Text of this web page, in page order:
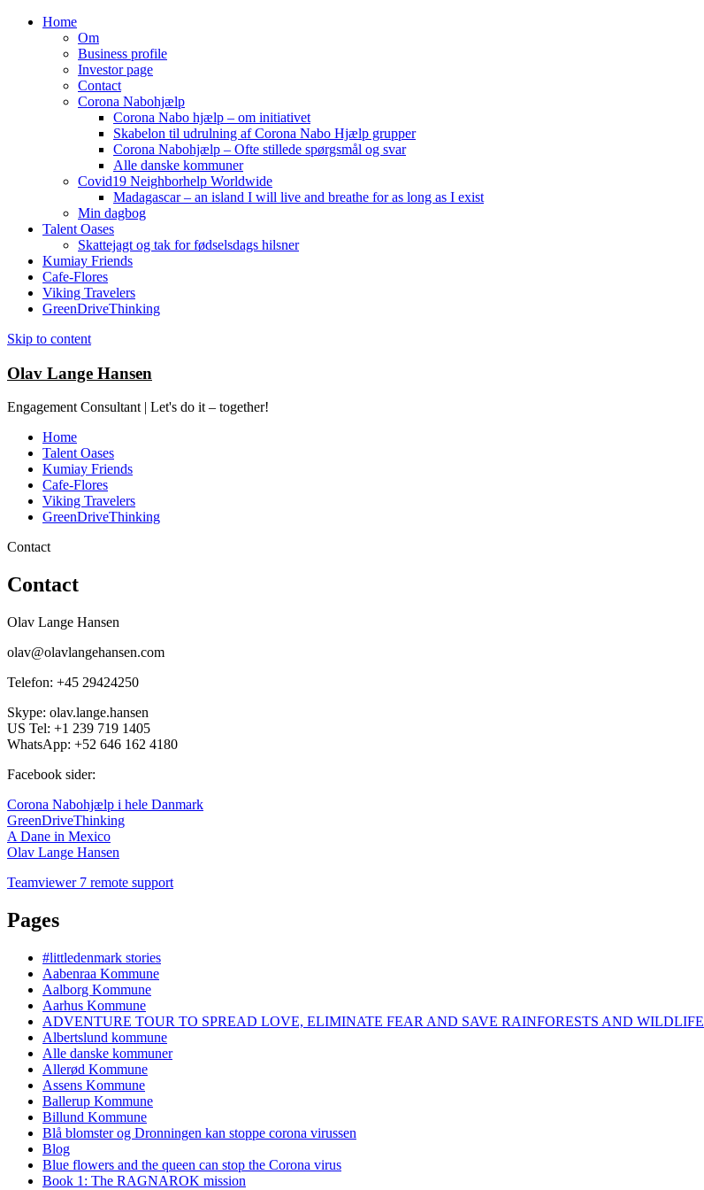
Home
Om
Business profile
Investor page
Contact
Corona Nabohjælp
Corona Nabo hjælp – om initiativet
Skabelon til udrulning af Corona Nabo Hjælp grupper
Corona Nabohjælp – Ofte stillede spørgsmål og svar
Alle danske kommuner
Covid19 Neighborhelp Worldwide
Madagascar – an island I will live and breathe for as long as I exist
Min dagbog
Talent Oases
Skattejagt og tak for fødselsdags hilsner
Kumiay Friends
Cafe-Flores
Viking Travelers
GreenDriveThinking
Skip to content
Olav Lange Hansen
Engagement Consultant | Let's do it – together!
Home
Talent Oases
Kumiay Friends
Cafe-Flores
Viking Travelers
GreenDriveThinking
Contact
Contact
Olav Lange Hansen
olav@olavlangehansen.com
Telefon: +45 29424250
Skype: olav.lange.hansen
US Tel: +1 239 719 1405
WhatsApp: +52 646 162 4180
Facebook sider:
Corona Nabohjælp i hele Danmark
GreenDriveThinking
A Dane in Mexico
Olav Lange Hansen
Teamviewer 7 remote support
Pages
#littledenmark stories
Aabenraa Kommune
Aalborg Kommune
Aarhus Kommune
ADVENTURE TOUR TO SPREAD LOVE, ELIMINATE FEAR AND SAVE RAINFORESTS AND WILDLIFE
Albertslund kommune
Alle danske kommuner
Allerød Kommune
Assens Kommune
Ballerup Kommune
Billund Kommune
Blå blomster og Dronningen kan stoppe corona virussen
Blog
Blue flowers and the queen can stop the Corona virus
Book 1: The RAGNAROK mission